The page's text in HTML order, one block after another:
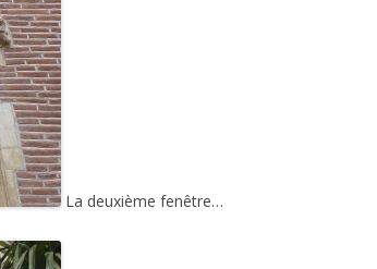
La deuxième fenêtre…